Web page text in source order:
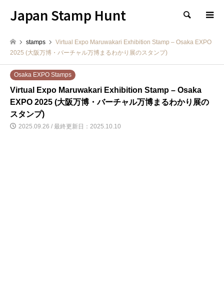
Japan Stamp Hunt 検索
stamps
Virtual Expo Maruwakari Exhibition Stamp – Osaka EXPO
2025 (大阪万博・バーチャル万博まるわかり展のスタンプ)
Osaka EXPO Stamps
Virtual Expo Maruwakari Exhibition Stamp – Osaka
EXPO 2025 (大阪万博・バーチャル万博まるわかり展の
スタンプ)
2025.09.26 / 最終更新日：2025.10.10